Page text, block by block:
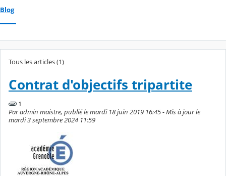
Blog
Tous les articles (1)
Contrat d'objectifs tripartite
1
Par admin maistre, publié le mardi 18 juin 2019 16:45 - Mis à jour le
mardi 3 septembre 2024 11:59